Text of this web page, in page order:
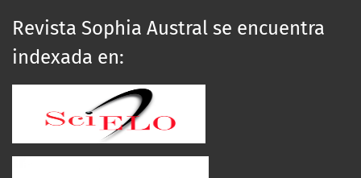
Revista Sophia Austral se encuentra
indexada en: